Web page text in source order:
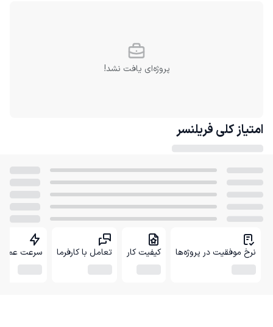
پروژه‌ای یافت نشد!
امتیاز کلی فریلنسر
نرخ موفقیت در پروژه‌ها کیفیت کار تعامل با کارفرما سرعت عمل